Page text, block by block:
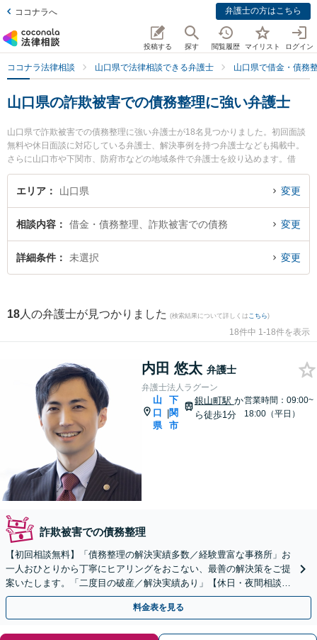
ココナラへ 弁護士の方はこちら
投稿する 探す 閲覧履歴 マイリスト ログイン
ココナラ法律相談 山口県で法律相談できる弁護士 山口県で借金・債務
山口県の詐欺被害での債務整理に強い弁護士
山口県で詐欺被害での債務整理に強い弁護士が18名見つかりました。初回面談
無料や休日面談に対応している弁護士、解決事例を持つ弁護士なども掲載中。
さらに山口市や下関市、防府市などの地域条件で弁護士を絞り込めます。借
金・債務整理に関係する消費者金融の債務整理やクレジット会社の債務整理、
リボ払いの債務整理等の細かな分野での絞り込み検索もでき便利です。特に弁
報や弁護士費用、強みなどが注目されています。『山口県で土日や夜間に発生
した詐欺被害での債務整理のトラブルを今すぐに弁護士に相談したい』『詐欺
被害での債務整理のトラブル解決の実績豊富な近くの弁護士を検索したい』
エリア 山口県 変更
相談内容 借金・債務整理、詐欺被害での債務 変更
詳細条件 未選択 変更
18 人の弁護士が見つかりました (検索結果について詳しくは こちら)
18件中 1-18件を表示
内田 悠太 弁護士
弁護士法人ラグーン
山
口
県
|
下
関
市
銀山町駅 か
ら徒歩1分
営業時間：09:00~
18:00（平日）
詐欺被害での債務整理
【初回相談無料】「債務整理の解決実績多数／経験豊富な事務所」お
一人おひとりから丁寧にヒアリングをおこない、最善の解決策をご提
案いたします。「二度目の破産／解決実績あり」【休日・夜間相談
可】
料金表を見る